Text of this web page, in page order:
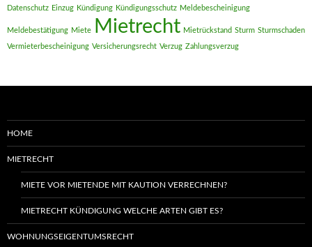
Datenschutz Einzug Kündigung Kündigungsschutz Meldebescheinigung
Meldebestätigung Miete Mietrecht Mietrückstand Sturm Sturmschaden
Vermieterbescheinigung Versicherungsrecht Verzug Zahlungsverzug
HOME
MIETRECHT
MIETE VOR MIETENDE MIT KAUTION VERRECHNEN?
MIETRECHT KÜNDIGUNG WELCHE ARTEN GIBT ES?
WOHNUNGSEIGENTUMSRECHT